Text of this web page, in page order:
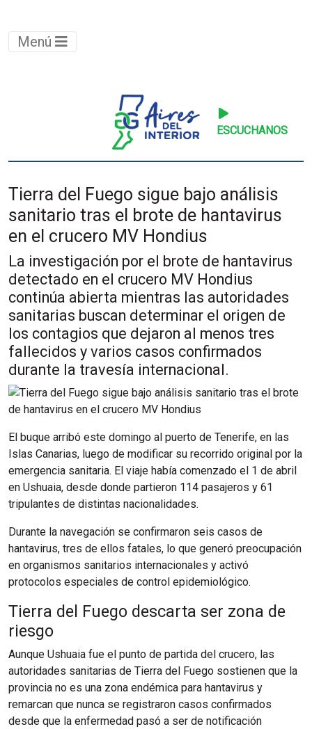
Menú
ESCUCHANOS
Tierra del Fuego sigue bajo análisis
sanitario tras el brote de hantavirus
en el crucero MV Hondius
La investigación por el brote de hantavirus
detectado en el crucero MV Hondius
continúa abierta mientras las autoridades
sanitarias buscan determinar el origen de
los contagios que dejaron al menos tres
fallecidos y varios casos confirmados
durante la travesía internacional.
El buque arribó este domingo al puerto de Tenerife, en las
Islas Canarias, luego de modificar su recorrido original por la
emergencia sanitaria. El viaje había comenzado el 1 de abril
en Ushuaia, desde donde partieron 114 pasajeros y 61
tripulantes de distintas nacionalidades.
Durante la navegación se confirmaron seis casos de
hantavirus, tres de ellos fatales, lo que generó preocupación
en organismos sanitarios internacionales y activó
protocolos especiales de control epidemiológico.
Tierra del Fuego descarta ser zona de
riesgo
Aunque Ushuaia fue el punto de partida del crucero, las
autoridades sanitarias de Tierra del Fuego sostienen que la
provincia no es una zona endémica para hantavirus y
remarcan que nunca se registraron casos confirmados
desde que la enfermedad pasó a ser de notificación